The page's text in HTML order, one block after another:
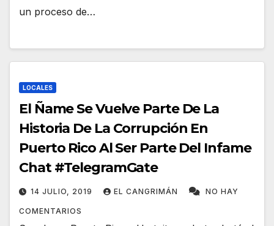
un proceso de…
LOCALES
El Ñame Se Vuelve Parte De La
Historia De La Corrupción En
Puerto Rico Al Ser Parte Del Infame
Chat #TelegramGate
14 JULIO, 2019 EL CANGRIMÁN NO HAY
COMENTARIOS